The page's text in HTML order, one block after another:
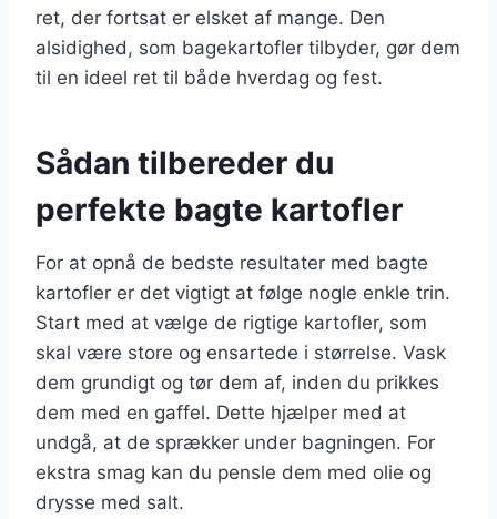
ret, der fortsat er elsket af mange. Den
alsidighed, som bagekartofler tilbyder, gør dem
til en ideel ret til både hverdag og fest.
Sådan tilbereder du
perfekte bagte kartofler
For at opnå de bedste resultater med bagte
kartofler er det vigtigt at følge nogle enkle trin.
Start med at vælge de rigtige kartofler, som
skal være store og ensartede i størrelse. Vask
dem grundigt og tør dem af, inden du prikkes
dem med en gaffel. Dette hjælper med at
undgå, at de sprækker under bagningen. For
ekstra smag kan du pensle dem med olie og
drysse med salt.